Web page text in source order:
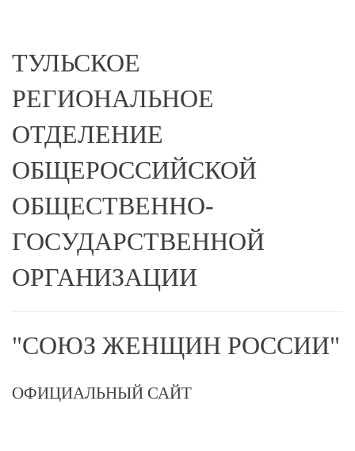
ТУЛЬСКОЕ
РЕГИОНАЛЬНОЕ
ОТДЕЛЕНИЕ
ОБЩЕРОССИЙСКОЙ
ОБЩЕСТВЕННО-
ГОСУДАРСТВЕННОЙ
ОРГАНИЗАЦИИ
"СОЮЗ ЖЕНЩИН РОССИИ"
ОФИЦИАЛЬНЫЙ САЙТ